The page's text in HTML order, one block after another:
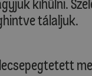
kihűlni.
tálaljuk.